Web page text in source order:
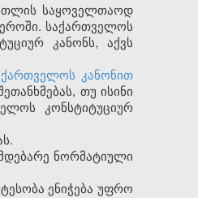
საყოველთაოდ
საქართველოს
კანონს, აქვს
კანონით
თუ ისინი
კონსტიტუციურ
ნორმატიული
ენიჭება უფრო